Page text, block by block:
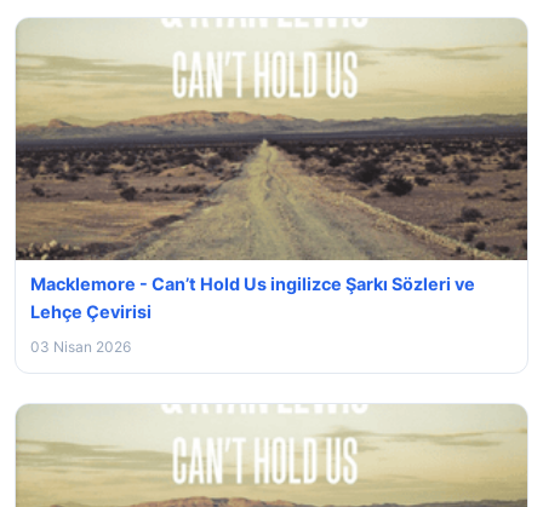
Macklemore - Can’t Hold Us ingilizce Şarkı Sözleri ve
Lehçe Çevirisi
03 Nisan 2026